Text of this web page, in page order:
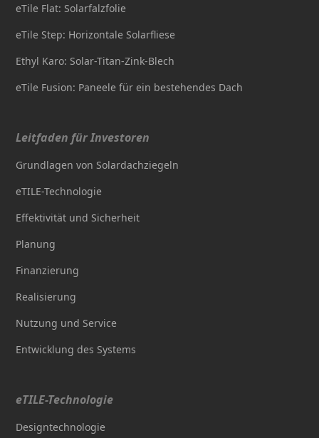
eTile Flat: Solarfalzfolie
eTile Step: Horizontale Solarfliese
Ethyl Karo: Solar-Titan-Zink-Blech
eTile Fusion: Paneele für ein bestehendes Dach
Leitfaden für Investoren
Grundlagen von Solardachziegeln
eTILE-Technologie
Effektivität und Sicherheit
Planung
Finanzierung
Realisierung
Nutzung und Service
Entwicklung des Systems
eTILE-Technologie
Designtechnologie